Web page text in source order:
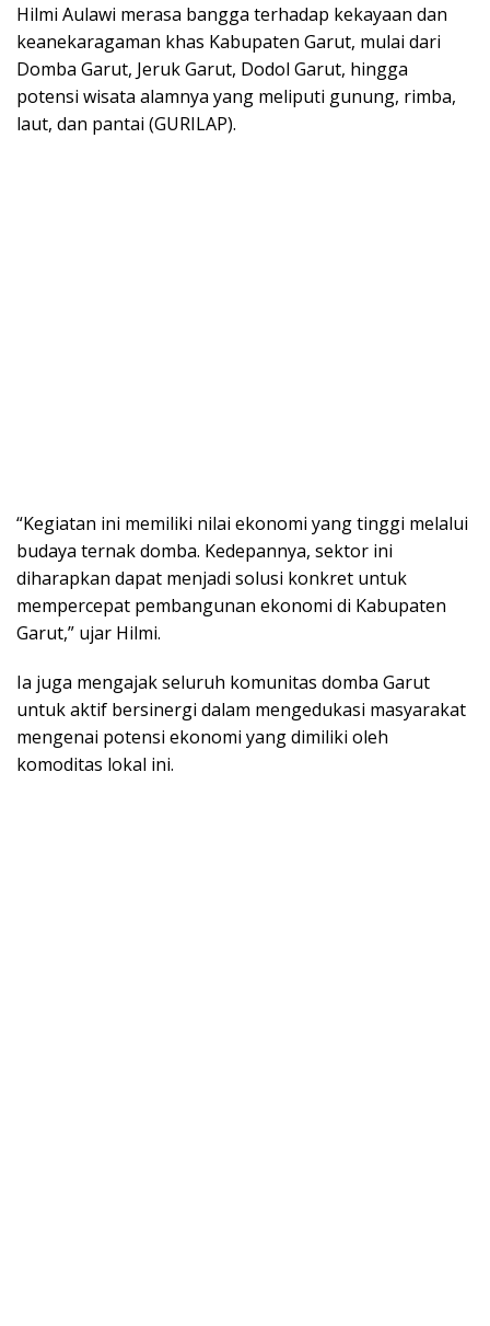
Hilmi Aulawi merasa bangga terhadap kekayaan dan
keanekaragaman khas Kabupaten Garut, mulai dari
Domba Garut, Jeruk Garut, Dodol Garut, hingga
potensi wisata alamnya yang meliputi gunung, rimba,
laut, dan pantai (GURILAP).
“Kegiatan ini memiliki nilai ekonomi yang tinggi melalui
budaya ternak domba. Kedepannya, sektor ini
diharapkan dapat menjadi solusi konkret untuk
mempercepat pembangunan ekonomi di Kabupaten
Garut,” ujar Hilmi.
Ia juga mengajak seluruh komunitas domba Garut
untuk aktif bersinergi dalam mengedukasi masyarakat
mengenai potensi ekonomi yang dimiliki oleh
komoditas lokal ini.